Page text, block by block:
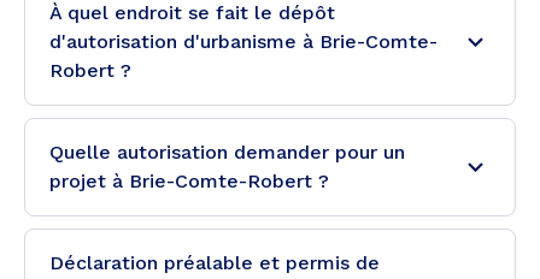
À quel endroit se fait le dépôt
d'autorisation d'urbanisme à Brie-Comte-
Robert ?
Quelle autorisation demander pour un
projet à Brie-Comte-Robert ?
Déclaration préalable et permis de